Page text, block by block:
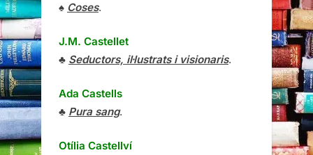
♠ Coses.
J.M. Castellet
♣ Seductors, il·lustrats i visionaris.
Ada Castells
♣ Pura sang.
Otília Castellví